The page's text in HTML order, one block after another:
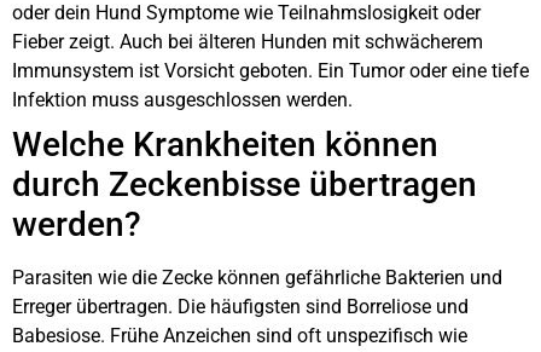
oder dein Hund Symptome wie Teilnahmslosigkeit oder
Fieber zeigt. Auch bei älteren Hunden mit schwächerem
Immunsystem ist Vorsicht geboten. Ein Tumor oder eine tiefe
Infektion muss ausgeschlossen werden.
Welche Krankheiten können
durch Zeckenbisse übertragen
werden?
Parasiten wie die Zecke können gefährliche Bakterien und
Erreger übertragen. Die häufigsten sind Borreliose und
Babesiose. Frühe Anzeichen sind oft unspezifisch wie